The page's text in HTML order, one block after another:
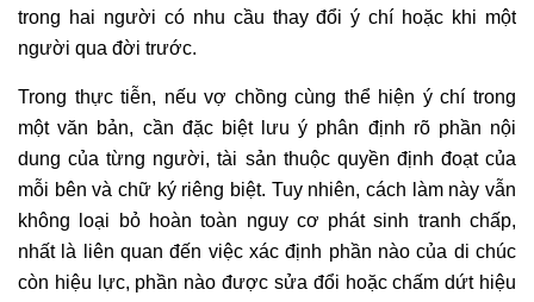
trong hai người có nhu cầu thay đổi ý chí hoặc khi một
người qua đời trước.
Trong thực tiễn, nếu vợ chồng cùng thể hiện ý chí trong
một văn bản, cần đặc biệt lưu ý phân định rõ phần nội
dung của từng người, tài sản thuộc quyền định đoạt của
mỗi bên và chữ ký riêng biệt. Tuy nhiên, cách làm này vẫn
không loại bỏ hoàn toàn nguy cơ phát sinh tranh chấp,
nhất là liên quan đến việc xác định phần nào của di chúc
còn hiệu lực, phần nào được sửa đổi hoặc chấm dứt hiệu